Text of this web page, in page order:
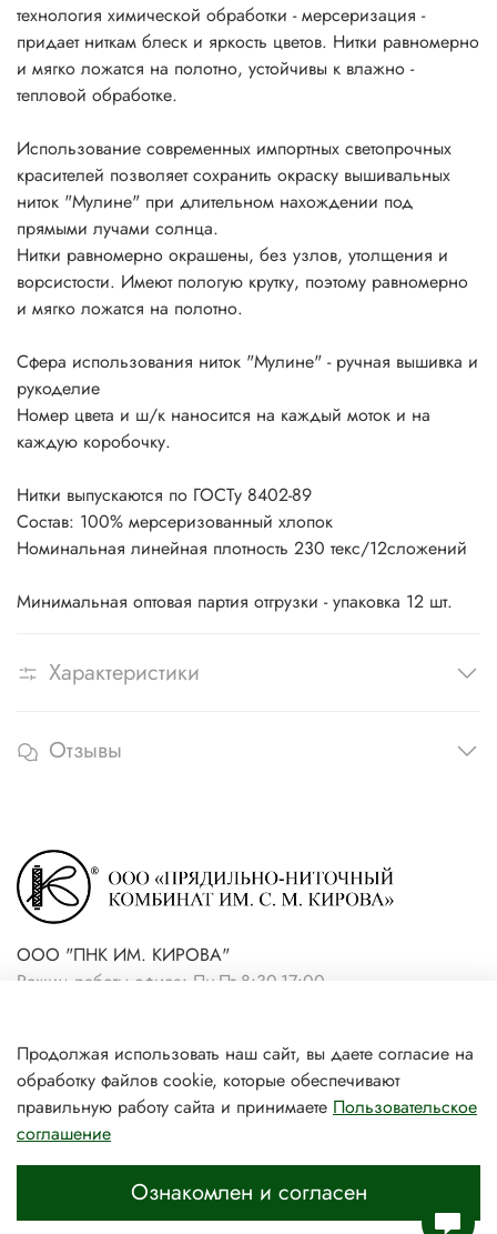
технология химической обработки - мерсеризация -
придает ниткам блеск и яркость цветов. Нитки равномерно
и мягко ложатся на полотно, устойчивы к влажно -
тепловой обработке.
Использование современных импортных светопрочных
красителей позволяет сохранить окраску вышивальных
ниток "Мулине" при длительном нахождении под
прямыми лучами солнца.
Нитки равномерно окрашены, без узлов, утолщения и
ворсистости. Имеют пологую крутку, поэтому равномерно
и мягко ложатся на полотно.
Сфера использования ниток "Мулине" - ручная вышивка и
рукоделие
Номер цвета и ш/к наносится на каждый моток и на
каждую коробочку.
Нитки выпускаются по ГОСТу 8402-89
Состав: 100% мерсеризованный хлопок
Номинальная линейная плотность 230 текс/12сложений
Минимальная оптовая партия отгрузки - упаковка 12 шт.
Характеристики
Отзывы
ООО "ПНК ИМ. КИРОВА"
Режим работы офиса: Пн-Пт 8:30-17:00
магазин)
+7(931) 239-81-06 (розничный
магазин)
Продолжая использовать наш сайт, вы даете согласие на
обработку файлов cookie, которые обеспечивают
правильную работу сайта и принимаете Пользовательское
соглашение
Ознакомлен и согласен